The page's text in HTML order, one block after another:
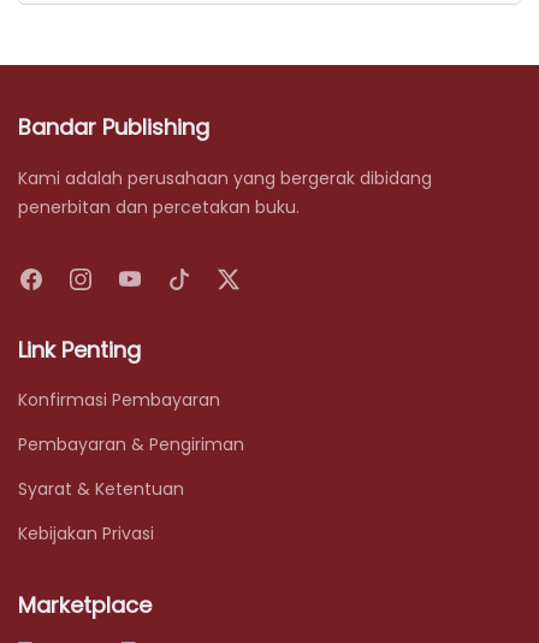
Bandar Publishing
Kami adalah perusahaan yang bergerak dibidang
penerbitan dan percetakan buku.
Link Penting
Konfirmasi Pembayaran
Pembayaran & Pengiriman
Syarat & Ketentuan
Kebijakan Privasi
Marketplace